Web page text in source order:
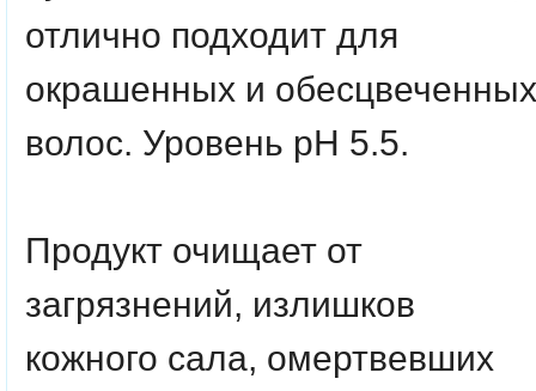
отлично подходит для
окрашенных и обесцвеченных
волос. Уровень pH 5.5.
Продукт очищает от
загрязнений, излишков
кожного сала, омертвевших